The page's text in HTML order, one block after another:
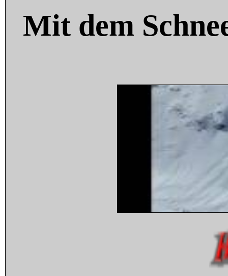
Mit dem